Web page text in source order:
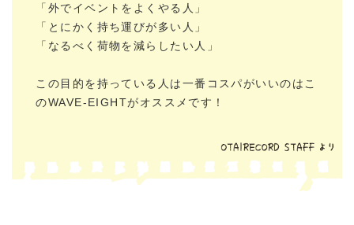
「外でイベントをよくやる人」
「とにかく持ち運びが多い人」
「なるべく荷物を減らしたい人」
この目的を持っている人は一番コスパがいいのはこ
のWAVE-EIGHTがオススメです！